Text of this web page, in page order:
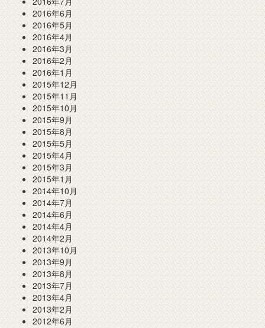
2016年6月
2016年5月
2016年4月
2016年3月
2016年2月
2016年1月
2015年12月
2015年11月
2015年10月
2015年9月
2015年8月
2015年5月
2015年4月
2015年3月
2015年1月
2014年10月
2014年7月
2014年6月
2014年4月
2014年2月
2013年10月
2013年9月
2013年8月
2013年7月
2013年4月
2013年2月
2012年6月